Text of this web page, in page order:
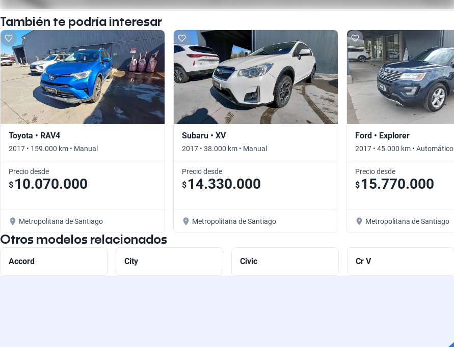
También te podría interesar
Toyota • RAV4
2017 • 159.000 km • Manual
Precio desde
$ 10.070.000
Metropolitana de Santiago
Subaru • XV
2017 • 38.000 km • Manual
Precio desde
$ 14.330.000
Metropolitana de Santiago
Ford • Explorer
2017 • 45.000 km • Automático
Precio desde
$ 15.770.000
Metropolitana de Santiago
Otros modelos relacionados
Accord City Civic Cr V